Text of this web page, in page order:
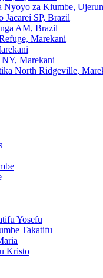
za Kiumbe,
SP, Brazil
AM, Brazil
Marekani
Marekani
North Ridgeville,
Yosefu
Takatifu
Kristo